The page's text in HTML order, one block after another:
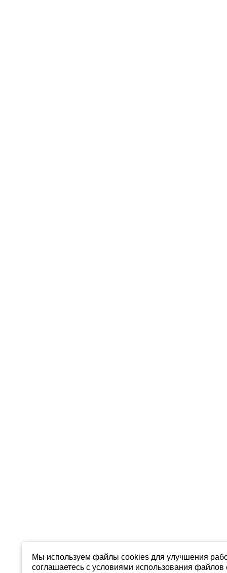
Мы используем файлы cookies для улучшения
соглашаетесь с условиями использования файлов